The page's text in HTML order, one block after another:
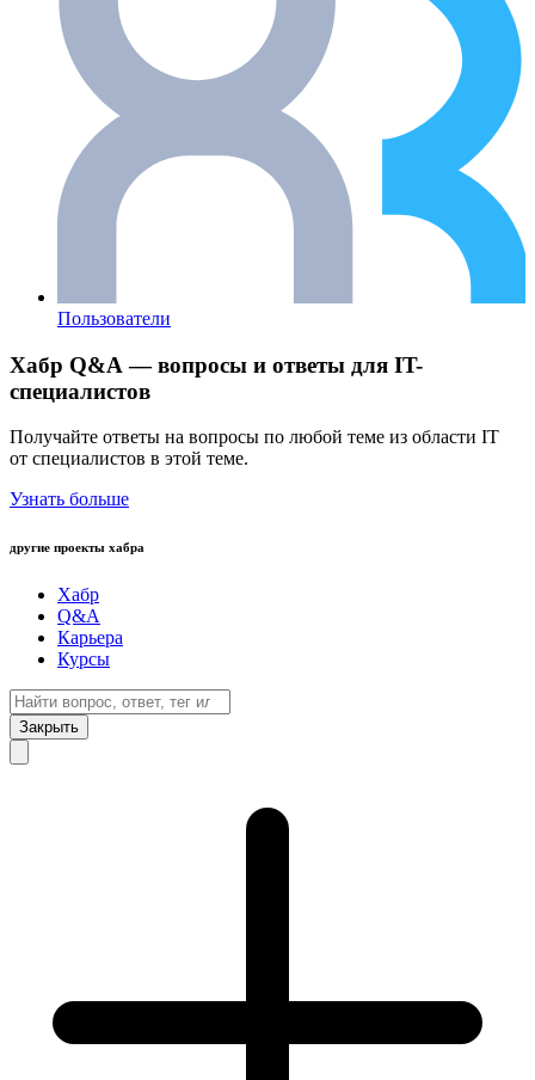
Пользователи
Хабр Q&A — вопросы и ответы для IT-
специалистов
Получайте ответы на вопросы по любой теме из области IT
от специалистов в этой теме.
Узнать больше
другие проекты хабра
Хабр
Q&A
Карьера
Курсы
Закрыть